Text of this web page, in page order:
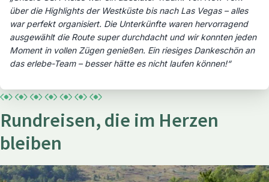
über die Highlights der Westküste bis nach Las Vegas – alles
war perfekt organisiert. Die Unterkünfte waren hervorragend
ausgewählt die Route super durchdacht und wir konnten jeden
Moment in vollen Zügen genießen. Ein riesiges Dankeschön an
das erlebe-Team – besser hätte es nicht laufen können!“
Rundreisen, die im Herzen
bleiben18 Tage | Urlaub im Paradies
Bali und Gili Inseln Rundreise
Ab 1.495,- € p.P.